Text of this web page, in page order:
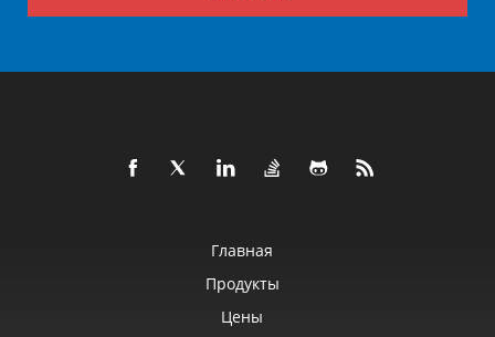
Главная
Продукты
Цены